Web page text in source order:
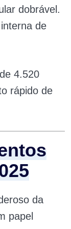
dobrável.
de
4.520
rápido de
da
papel